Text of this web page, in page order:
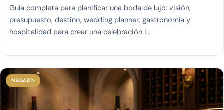
Guía completa para planificar una boda de lujo: visión,
presupuesto, destino, wedding planner, gastronomía y
hospitalidad para crear una celebración i…
MAGAZIN